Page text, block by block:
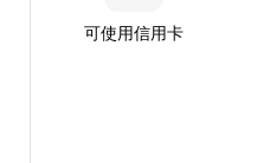
可使用信用卡